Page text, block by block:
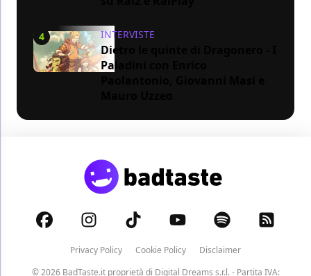
4 INTERVISTE
Dietro le quinte di Dragonero - I
Paladini con Enrico
Privacy Policy Cookie Policy
Disclaimer
© 2026 BadTaste.it proprietà di Digital Dreams s.r.l.- Partita IVA: